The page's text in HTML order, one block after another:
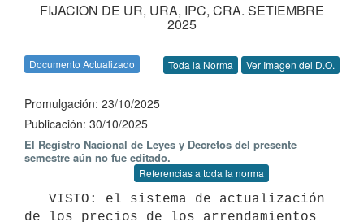
FIJACION DE UR, URA, IPC, CRA. SETIEMBRE
2025
Documento Actualizado Toda la Norma Ver Imagen del D.O.
Promulgación: 23/10/2025
Publicación: 30/10/2025
El Registro Nacional de Leyes y Decretos del presente
semestre aún no fue editado.
Referencias a toda la norma
de los precios de los arrendamientos